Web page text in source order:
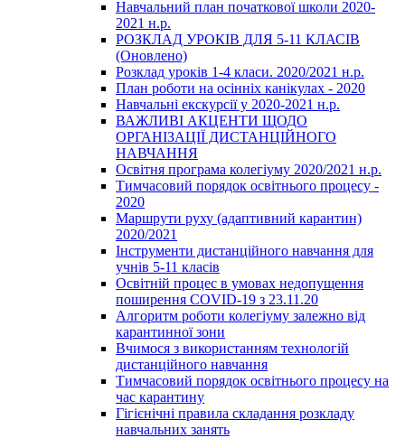
Навчальний план початкової школи 2020-
2021 н.р.
РОЗКЛАД УРОКІВ ДЛЯ 5-11 КЛАСІВ
(Оновлено)
Розклад уроків 1-4 класи. 2020/2021 н.р.
План роботи на осінніх канікулах - 2020
Навчальні екскурсії у 2020-2021 н.р.
ВАЖЛИВІ АКЦЕНТИ ЩОДО
ОРГАНІЗАЦІЇ ДИСТАНЦІЙНОГО
НАВЧАННЯ
Освітня програма колегіуму 2020/2021 н.р.
Тимчасовий порядок освітнього процесу -
2020
Маршрути руху (адаптивний карантин)
2020/2021
Інструменти дистанційного навчання для
учнів 5-11 класів
Освітній процес в умовах недопущення
поширення COVID-19 з 23.11.20
Алгоритм роботи колегіуму залежно від
карантинної зони
Вчимося з використанням технологій
дистанційного навчання
Тимчасовий порядок освітнього процесу на
час карантину
Гігієнічні правила складання розкладу
навчальних занять